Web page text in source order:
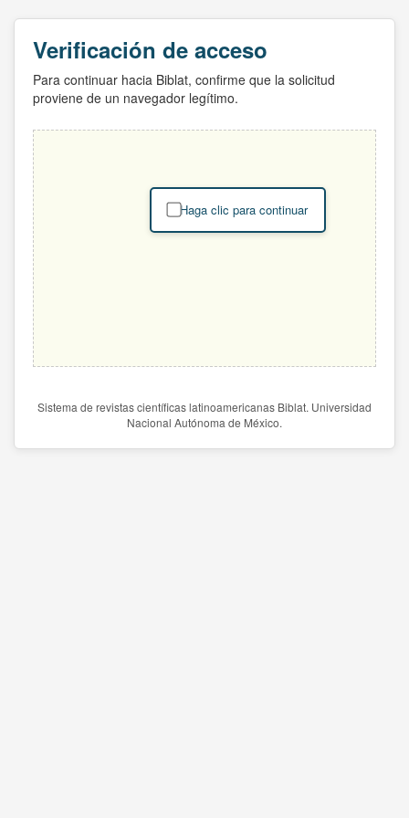
Verificación de acceso
Para continuar hacia Biblat, confirme que la solicitud
proviene de un navegador legítimo.
Haga clic para continuar
Sistema de revistas científicas latinoamericanas Biblat. Universidad
Nacional Autónoma de México.